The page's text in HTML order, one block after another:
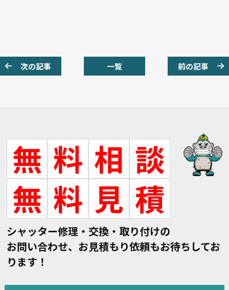
次の記事 一覧 前の記事
無 料 相 談
無 料 見 積
シャッター修理・交換・取り付けの
お問い合わせ、お見積もり依頼もお待ちしてお
ります！